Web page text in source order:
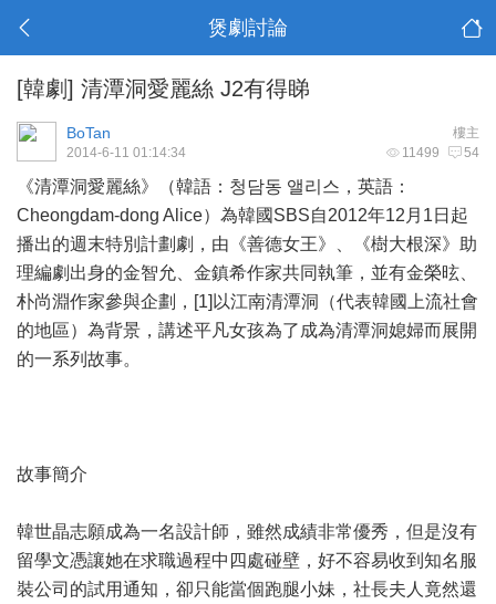
煲劇討論
[韓劇] 清潭洞愛麗絲 J2有得睇
樓主
BoTan
11499 54
2014-6-11 01:14:34
《清潭洞愛麗絲》（韓語：청담동 앨리스，英語：
Cheongdam-dong Alice）為韓國SBS自2012年12月1日起
播出的週末特別計劃劇，由《善德女王》、《樹大根深》助
理編劇出身的金智允、金鎮希作家共同執筆，並有金榮昡、
朴尚淵作家參與企劃，[1]以江南清潭洞（代表韓國上流社會
的地區）為背景，講述平凡女孩為了成為清潭洞媳婦而展開
的一系列故事。
故事簡介
韓世晶志願成為一名設計師，雖然成績非常優秀，但是沒有
留學文憑讓她在求職過程中四處碰壁，好不容易收到知名服
裝公司的試用通知，卻只能當個跑腿小妹，社長夫人竟然還